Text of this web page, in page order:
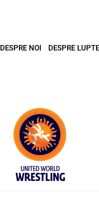
DESPRE NOI DESPRE LUPTE